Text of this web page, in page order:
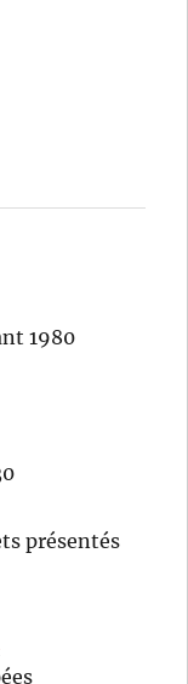
1980
présentés